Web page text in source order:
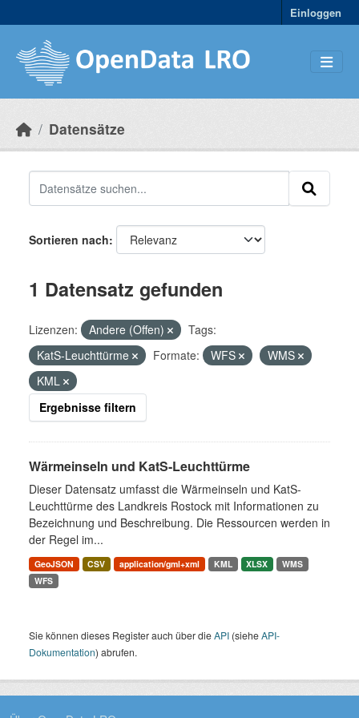
Einloggen
Datensätze
Sortieren nach
1 Datensatz gefunden
Lizenzen: Andere (Offen)
Tags:
KatS-Leuchttürme
Formate: WFS
WMS
KML
Ergebnisse filtern
Wärmeinseln und KatS-Leuchttürme
Dieser Datensatz umfasst die Wärmeinseln und KatS-
Leuchttürme des Landkreis Rostock mit Informationen zu
Bezeichnung und Beschreibung. Die Ressourcen werden in
der Regel im...
GeoJSON CSV application/gml+xml KML XLSX
WMS
WFS
Sie können dieses Register auch über dieAPI (sieheAPI-
Dokumentation) abrufen.